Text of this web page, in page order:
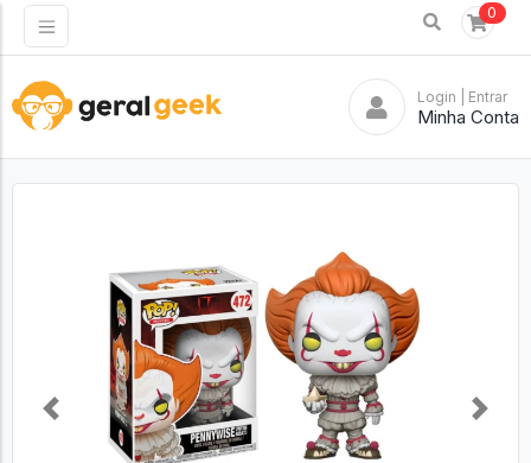
0
Login | Entrar
Minha Conta
Previous Next